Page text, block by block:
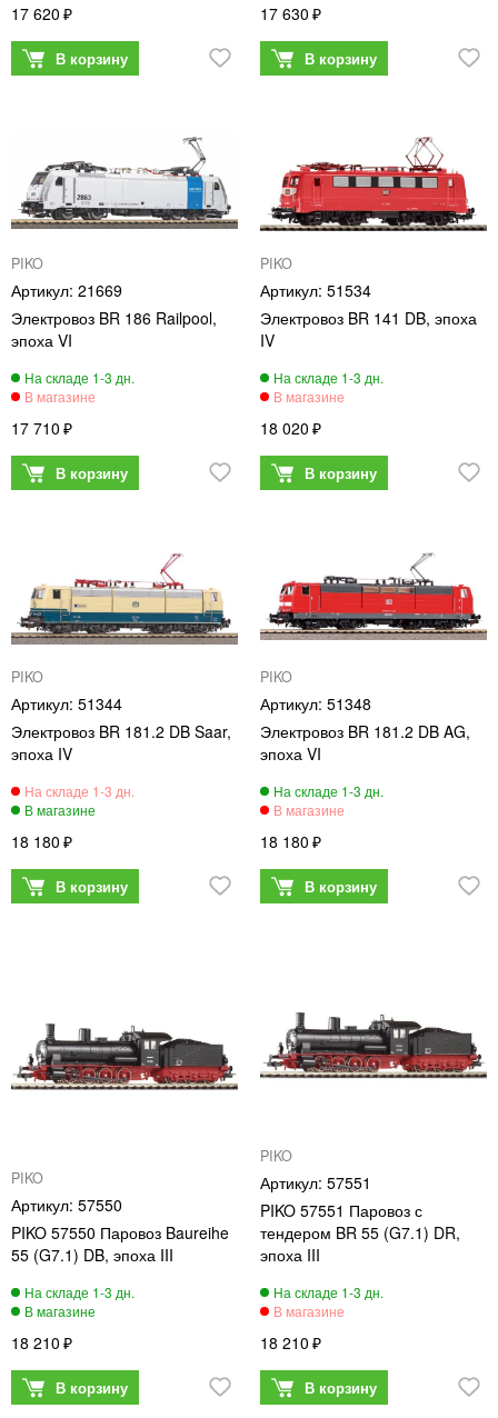
17 620 17 630
PIKO
21669
Электровоз BR 186 Railpool,
эпоха VI
17 710
PIKO
51534
Электровоз BR 141 DB, эпоха
IV
18 020
PIKO
51344
Электровоз BR 181.2 DB Saar,
эпоха IV
18 180
PIKO
51348
Электровоз BR 181.2 DB AG,
эпоха VI
18 180
PIKO
57550
PIKO 57550 Паровоз Baureihe
55 (G7.1) DB, эпоха III
18 210
PIKO
57551
PIKO 57551 Паровоз с
тендером BR 55 (G7.1) DR,
эпоха III
18 210